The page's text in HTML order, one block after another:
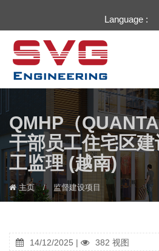
Language :
QMHP（
干部员工住宅区
工监理 (越南)
主页 监督建设项目
14/12/2025 | 382 视图